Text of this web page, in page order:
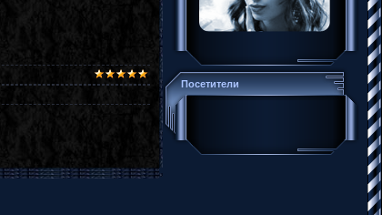
Посетители